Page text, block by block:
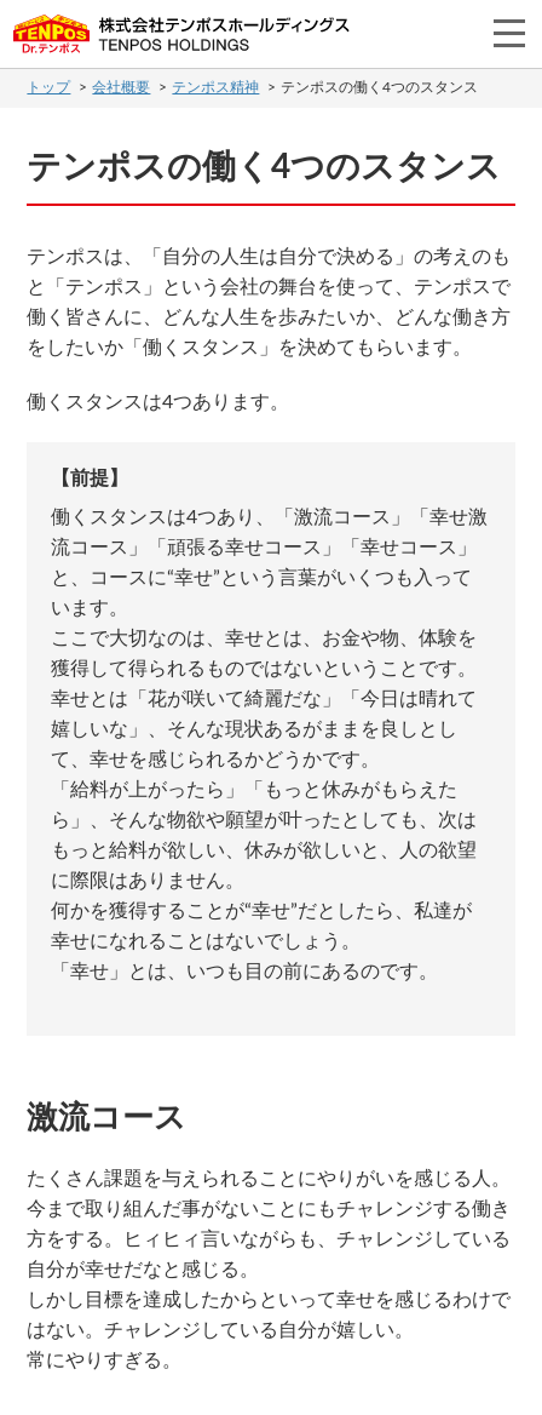
トップ 会社概要 テンポス精神 テンポスの働く4つのスタンス
テンポスの働く4つのスタンス
テンポスは、「自分の人生は自分で決める」の考えのも
と「テンポス」という会社の舞台を使って、テンポスで
働く皆さんに、どんな人生を歩みたいか、どんな働き方
をしたいか「働くスタンス」を決めてもらいます。
働くスタンスは4つあります。
【前提】
働くスタンスは4つあり、「激流コース」「幸せ激
流コース」「頑張る幸せコース」「幸せコース」
と、コースに“幸せ”という言葉がいくつも入って
います。
ここで大切なのは、幸せとは、お金や物、体験を
獲得して得られるものではないということです。
幸せとは「花が咲いて綺麗だな」「今日は晴れて
嬉しいな」、そんな現状あるがままを良しとし
て、幸せを感じられるかどうかです。
「給料が上がったら」「もっと休みがもらえた
ら」、そんな物欲や願望が叶ったとしても、次は
もっと給料が欲しい、休みが欲しいと、人の欲望
に際限はありません。
何かを獲得することが“幸せ”だとしたら、私達が
幸せになれることはないでしょう。
「幸せ」とは、いつも目の前にあるのです。
激流コース
たくさん課題を与えられることにやりがいを感じる人。
今まで取り組んだ事がないことにもチャレンジする働き
方をする。ヒィヒィ言いながらも、チャレンジしている
自分が幸せだなと感じる。
しかし目標を達成したからといって幸せを感じるわけで
はない。チャレンジしている自分が嬉しい。
常にやりすぎる。